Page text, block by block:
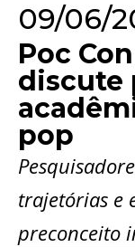
09/06/
Poc
discute
pop
trajetórias e
preconceito